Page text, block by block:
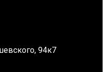
94к7